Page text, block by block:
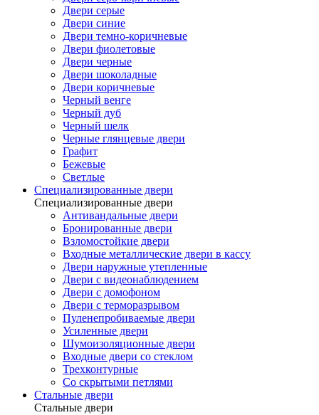
Двери серые
Двери синие
Двери темно-коричневые
Двери фиолетовые
Двери черные
Двери шоколадные
Двери коричневые
Черный венге
Черный дуб
Черный шелк
Черные глянцевые двери
Графит
Бежевые
Светлые
Специализированные двери
Специализированные двери
Антивандальные двери
Бронированные двери
Взломостойкие двери
Входные металлические двери в кассу
Двери наружные утепленные
Двери с видеонаблюдением
Двери с домофоном
Двери с терморазрывом
Пуленепробиваемые двери
Усиленные двери
Шумоизоляционные двери
Входные двери со стеклом
Трехконтурные
Со скрытыми петлями
Стальные двери
Стальные двери